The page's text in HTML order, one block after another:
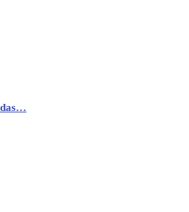
das…